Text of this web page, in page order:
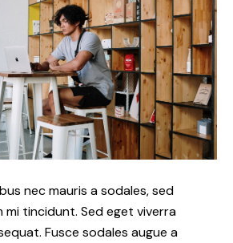
nec mauris a sodales, sed
mi tincidunt. Sed eget viverra
Fusce sodales augue a